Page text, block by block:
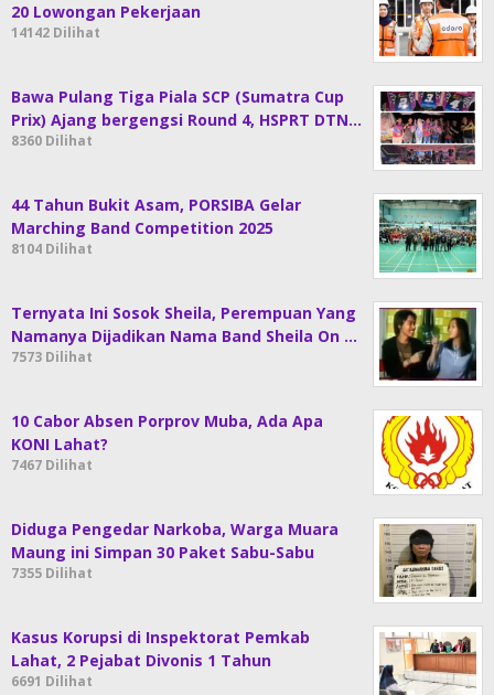
20 Lowongan Pekerjaan
14142 Dilihat
Bawa Pulang Tiga Piala SCP (Sumatra Cup
Prix) Ajang bergengsi Round 4, HSPRT DTN…
8360 Dilihat
44 Tahun Bukit Asam, PORSIBA Gelar
Marching Band Competition 2025
8104 Dilihat
Ternyata Ini Sosok Sheila, Perempuan Yang
Namanya Dijadikan Nama Band Sheila On …
7573 Dilihat
10 Cabor Absen Porprov Muba, Ada Apa
KONI Lahat?
7467 Dilihat
Diduga Pengedar Narkoba, Warga Muara
Maung ini Simpan 30 Paket Sabu-Sabu
7355 Dilihat
Kasus Korupsi di Inspektorat Pemkab
Lahat, 2 Pejabat Divonis 1 Tahun
6691 Dilihat